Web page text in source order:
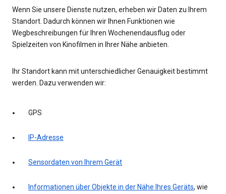
Wenn Sie unsere Dienste nutzen, erheben wir Daten zu Ihrem
Standort. Dadurch können wir Ihnen Funktionen wie
Wegbeschreibungen für Ihren Wochenendausflug oder
Spielzeiten von Kinofilmen in Ihrer Nähe anbieten.
Ihr Standort kann mit unterschiedlicher Genauigkeit bestimmt
werden. Dazu verwenden wir:
GPS
IP-Adresse
Sensordaten von Ihrem Gerät
Informationen über Objekte in der Nähe Ihres Geräts, wie